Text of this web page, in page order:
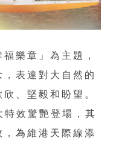
樂章」為主題，
表達對大自然的
、堅毅和盼望。
特效驚艷登場，其
為維港天際線添